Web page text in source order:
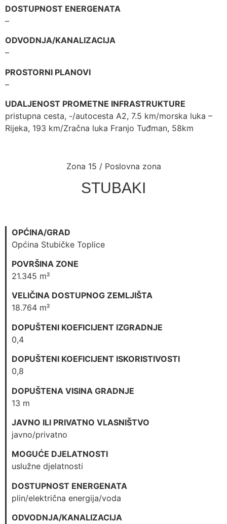
DOSTUPNOST ENERGENATA
–
ODVODNJA/KANALIZACIJA
–
PROSTORNI PLANOVI
–
UDALJENOST PROMETNE INFRASTRUKTURE
pristupna cesta, -/autocesta A2, 7.5 km/morska luka –
Rijeka, 193 km/Zračna luka Franjo Tuđman, 58km
Zona 15 / Poslovna zona
STUBAKI
OPĆINA/GRAD
Općina Stubičke Toplice
POVRŠINA ZONE
21.345 m²
VELIČINA DOSTUPNOG ZEMLJIŠTA
18.764 m²
DOPUŠTENI KOEFICIJENT IZGRADNJE
0,4
DOPUŠTENI KOEFICIJENT ISKORISTIVOSTI
0,8
DOPUŠTENA VISINA GRADNJE
13 m
JAVNO ILI PRIVATNO VLASNIŠTVO
javno/privatno
MOGUĆE DJELATNOSTI
uslužne djelatnosti
DOSTUPNOST ENERGENATA
plin/električna energija/voda
ODVODNJA/KANALIZACIJA